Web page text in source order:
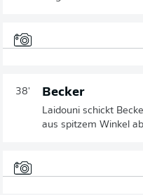
38' Becker
Laidouni schickt
aus spitzem Winkel